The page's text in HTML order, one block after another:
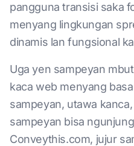
pangguna transisi saka
menyang lingkungan
dinamis lan fungsional
Uga yen sampeyan
kaca web menyang
sampeyan, utawa
sampeyan bisa
Conveythis.com, jujur